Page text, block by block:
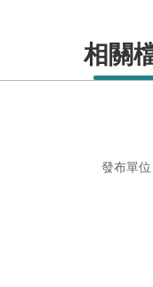
相關
發布單